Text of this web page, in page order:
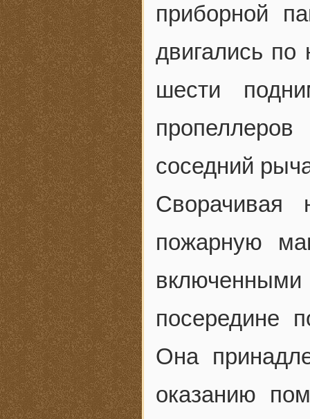
приборной
двигались
шести
соседний
Сворачивая
пожарную
посередине
Она
оказанию